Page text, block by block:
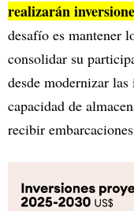
realizarán
desafío es mantener
consolidar su
desde modernizar
capacidad de
recibir